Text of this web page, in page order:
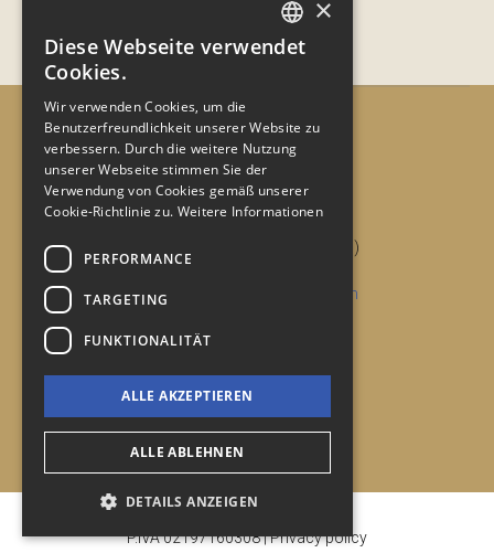
KONTAKTE
33054 Lignano Sabbiadoro (UD)
Email:
info@agenziatimavo.com
NÜTZLICHE LINKS
Cookie Policy
Datenschutzerklärung
P.IVA 02197160308 |Privacy policy
ITALIAN
GERMAN
×
Diese Webseite verwendet
Cookies.
Wir verwenden Cookies, um die
Benutzerfreundlichkeit unserer Website zu
verbessern. Durch die weitere Nutzung
unserer Webseite stimmen Sie der
Verwendung von Cookies gemäß unserer
Cookie-Richtlinie zu. Weitere Informationen
PERFORMANCE
TARGETING
FUNKTIONALITÄT
ALLE AKZEPTIEREN
ALLE ABLEHNEN
DETAILS ANZEIGEN